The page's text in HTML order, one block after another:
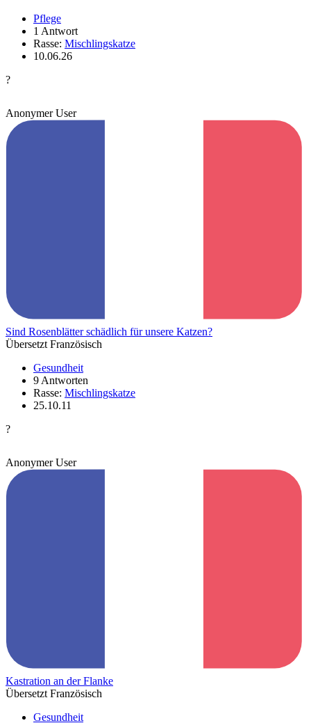
Pflege
1 Antwort
Rasse: Mischlingskatze
10.06.26
?
Anonymer User
Sind Rosenblätter schädlich für unsere Katzen?
Übersetzt Französisch
Gesundheit
9 Antworten
Rasse: Mischlingskatze
25.10.11
?
Anonymer User
Kastration an der Flanke
Übersetzt Französisch
Gesundheit